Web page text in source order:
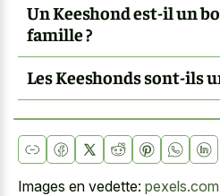
Un Keeshond est-il un
famille ?
Les Keeshonds sont-ils
Images en vedette: pexels.com